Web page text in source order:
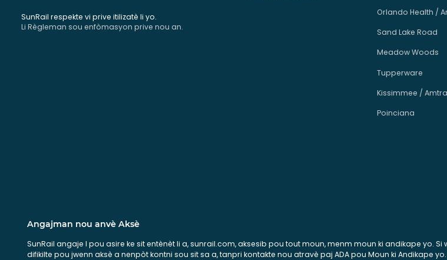
SunRail respekte vi prive itilizatè li yo.
Li Règleman sou enfòmasyon prive nou an.
Orlando Health /
Sand Lake Road
Meadow Woods
Tupperware
Kissimmee /
Poinciana
Angajman nou anvè Aksè
SunRail angaje l pou asire ke sit entènèt li a, sunrail.com, aksesib pou tout moun, menm moun ki andikape yo. Si
difikilte pou jwenn aksè a nenpòt kontni sou sit sa a, tanpri kontakte nou atravè paj ADA pou Moun ki Andikape